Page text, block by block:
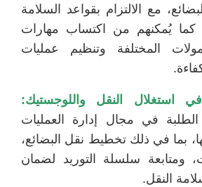
مع الالتزام بقواعد السلامة
كما يُمكنهم من اكتساب مهارات
المختلفة وتنظيم عمليات
النقل واللوجستيك:
في مجال إدارة العمليات
بما في ذلك تخطيط نقل البضائع،
ومتابعة سلسلة التوريد لضمان
النقل.